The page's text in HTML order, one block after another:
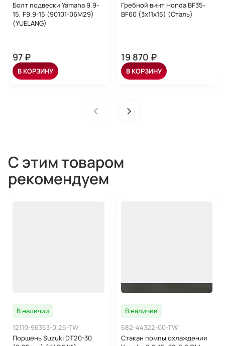
Болт подвески Yamaha 9.9-
15, F9.9-15 (90101-06M29)
(YUELANG)
97 ₽
В КОРЗИНУ
Гребной винт Honda BF35-
BF60 (3x11x15) (Сталь)
19 870 ₽
В КОРЗИНУ
С этим товаром
рекомендуем
В наличии
12110-96353-0.25-TW
Поршень Suzuki DT20-30
В наличии
682-44322-00-TW
Стакан помпы охлаждения